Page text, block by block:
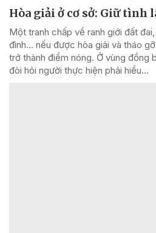
Hòa giải ở cơ sở: Giữ tình
Một tranh chấp về ranh giới đất
đình... nếu được hòa giải và tháo
trở thành điểm nóng. Ở vùng đồng
đòi hỏi người thực hiện phải hiểu...